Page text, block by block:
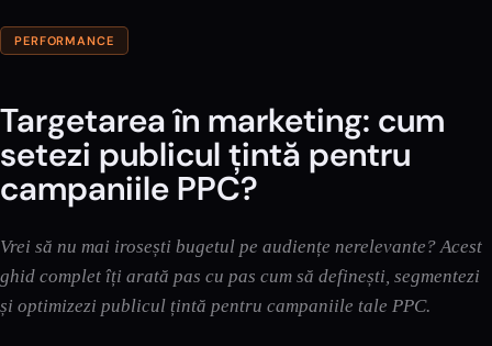
PERFORMANCE
Targetarea în marketing: cum
setezi publicul țintă pentru
campaniile PPC?
Vrei să nu mai irosești bugetul pe audiențe nerelevante? Acest
ghid complet îți arată pas cu pas cum să definești, segmentezi
și optimizezi publicul țintă pentru campaniile tale PPC.